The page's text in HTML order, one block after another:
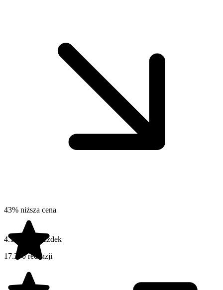
43% niższa cena
4.1 na 5 gwiazdek
17.370 recenzji